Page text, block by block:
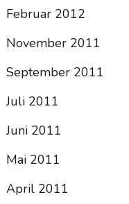
Februar 2012
November 2011
September 2011
Juli 2011
Juni 2011
Mai 2011
April 2011